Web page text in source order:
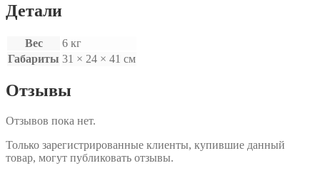
Детали
Вес
6 кг
Габариты 31 × 24 × 41 см
Отзывы
Отзывов пока нет.
Только зарегистрированные клиенты, купившие данный
товар, могут публиковать отзывы.